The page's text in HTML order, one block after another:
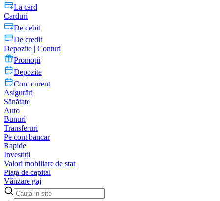
La card
Carduri
De debit
De credit
Depozite | Conturi
Promoții
Depozite
Cont curent
Asigurări
Sănătate
Auto
Bunuri
Transferuri
Pe cont bancar
Rapide
Investiții
Valori mobiliare de stat
Piața de capital
Vânzare gaj